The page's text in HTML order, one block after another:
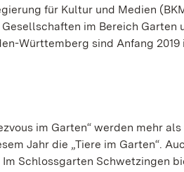
für Kultur und Medien
im Bereich Garten
Württemberg sind Anfang
im Garten“ werden mehr
Jahr die „Tiere im Garten“.
Schlossgarten Schwetzingen